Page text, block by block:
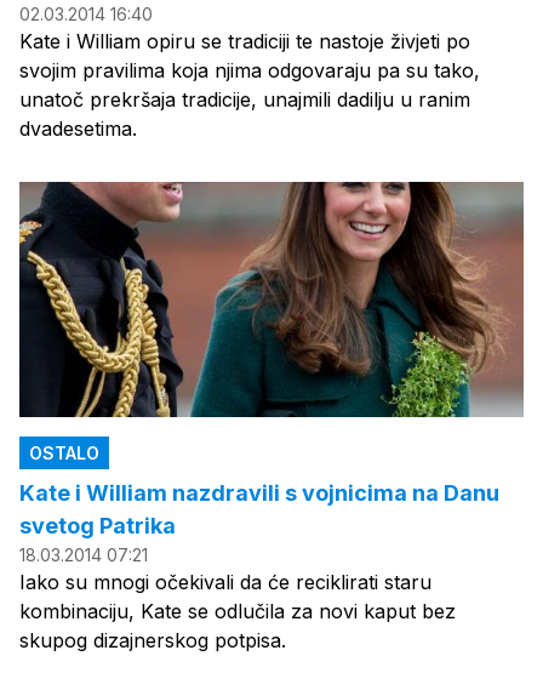
02.03.2014 16:40
Kate i William opiru se tradiciji te nastoje živjeti po
svojim pravilima koja njima odgovaraju pa su tako,
unatoč prekršaja tradicije, unajmili dadilju u ranim
dvadesetima.
OSTALO
Kate i William nazdravili s vojnicima na Danu
svetog Patrika
18.03.2014 07:21
Iako su mnogi očekivali da će reciklirati staru
kombinaciju, Kate se odlučila za novi kaput bez
skupog dizajnerskog potpisa.